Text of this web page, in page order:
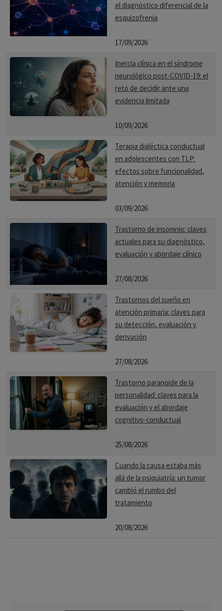
el diagnóstico diferencial de la
esquizofrenia
17/09/2026
Inercia clínica en el síndrome
neurológico post-COVID-19: el
reto de decidir ante una
evidencia limitada
10/09/2026
Terapia dialéctica conductual
en adolescentes con TLP:
efectos sobre funcionalidad,
atención y memoria
03/09/2026
Trastorno de insomnio: claves
actuales para su diagnóstico,
evaluación y abordaje clínico
27/08/2026
Trastornos del sueño en
atención primaria: claves para
su detección, evaluación y
derivación
27/08/2026
Trastorno paranoide de la
personalidad: claves para la
evaluación y el abordaje
cognitivo-conductual
25/08/2026
Cuando la causa estaba más
allá de la psiquiatría: un tumor
cambió el rumbo del
tratamiento
20/08/2026